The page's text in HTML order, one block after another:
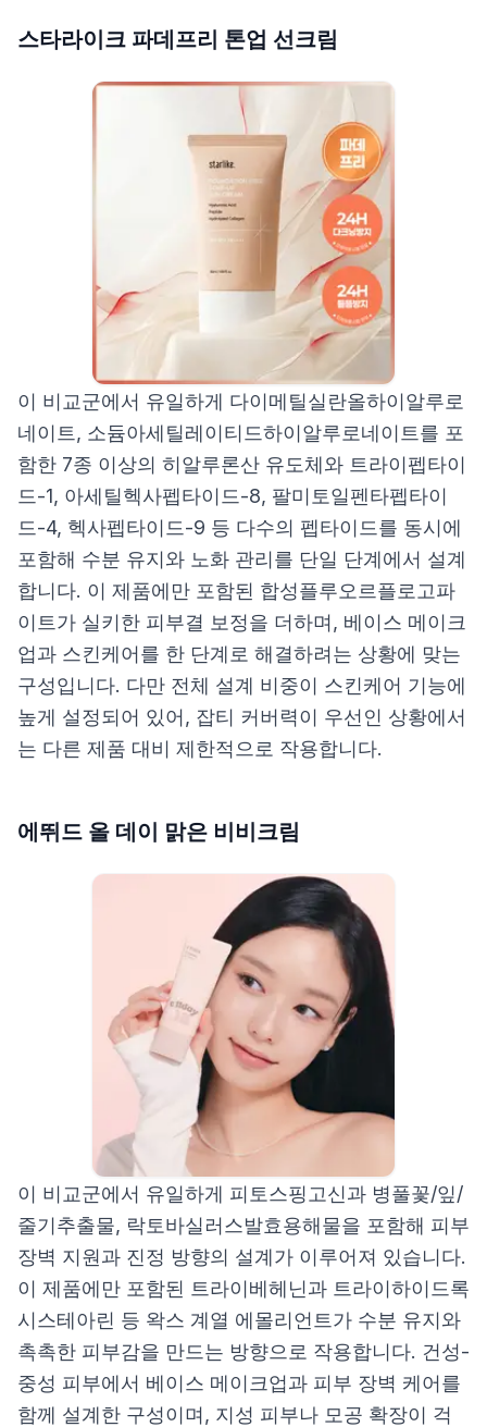
스타라이크 파데프리 톤업 선크림
이 비교군에서 유일하게 다이메틸실란올하이알루로
네이트, 소듐아세틸레이티드하이알루로네이트를 포
함한 7종 이상의 히알루론산 유도체와 트라이펩타이
드-1, 아세틸헥사펩타이드-8, 팔미토일펜타펩타이
드-4, 헥사펩타이드-9 등 다수의 펩타이드를 동시에
포함해 수분 유지와 노화 관리를 단일 단계에서 설계
합니다. 이 제품에만 포함된 합성플루오르플로고파
이트가 실키한 피부결 보정을 더하며, 베이스 메이크
업과 스킨케어를 한 단계로 해결하려는 상황에 맞는
구성입니다. 다만 전체 설계 비중이 스킨케어 기능에
높게 설정되어 있어, 잡티 커버력이 우선인 상황에서
는 다른 제품 대비 제한적으로 작용합니다.
에뛰드 올 데이 맑은 비비크림
이 비교군에서 유일하게 피토스핑고신과 병풀꽃/잎/
줄기추출물, 락토바실러스발효용해물을 포함해 피부
장벽 지원과 진정 방향의 설계가 이루어져 있습니다.
이 제품에만 포함된 트라이베헤닌과 트라이하이드록
시스테아린 등 왁스 계열 에몰리언트가 수분 유지와
촉촉한 피부감을 만드는 방향으로 작용합니다. 건성-
중성 피부에서 베이스 메이크업과 피부 장벽 케어를
함께 설계한 구성이며, 지성 피부나 모공 확장이 걱